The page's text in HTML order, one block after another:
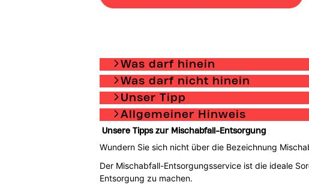
Was darf hinein
Was darf nicht hinein
Unser Tipp
Allgemeiner Hinweis
Unsere Tipps zur Mischabfall-Entsorgung
Wundern Sie sich nicht über die Bezeichnung
Der Mischabfall-Entsorgungsservice ist die ideale
Entsorgung zu machen.